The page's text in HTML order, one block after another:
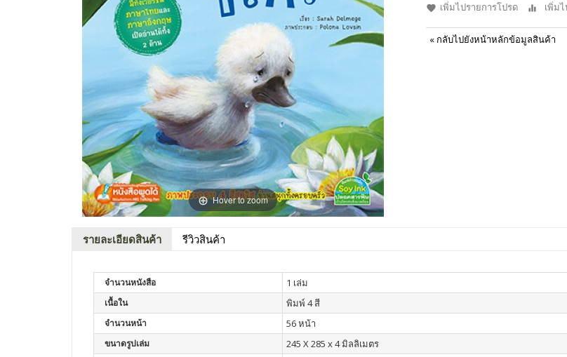
Hover to zoom
เพิ่มไปรายการโปรด เพิ่ม
« กลับไปยังหน้าหลักข้อมูลสินค้า
รายละเอียดสินค้า รีวิวสินค้า
จำนวนหนังสือ 1 เล่ม
เนื้อใน พิมพ์ 4 สี
จำนวนหน้า 56 หน้า
ขนาดรูปเล่ม 245 X 285 x 4 มิลลิเมตร